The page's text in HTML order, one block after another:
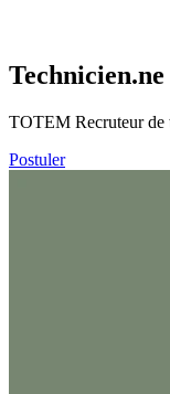
TOTEM Recruteur de
Postuler